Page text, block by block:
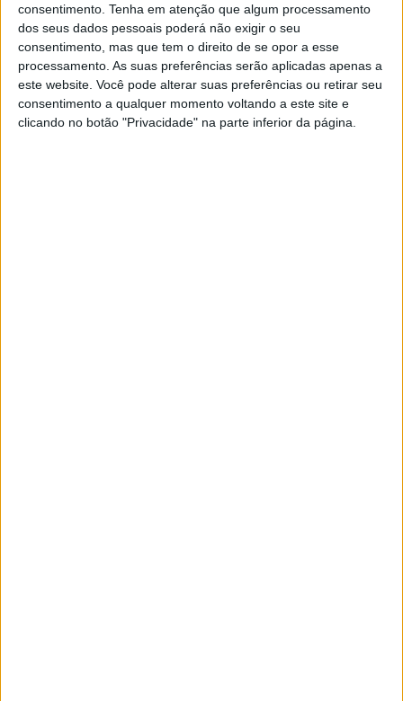
consentimento. Tenha em atenção que algum processamento
dos seus dados pessoais poderá não exigir o seu
consentimento, mas que tem o direito de se opor a esse
processamento. As suas preferências serão aplicadas apenas a
este website. Você pode alterar suas preferências ou retirar seu
consentimento a qualquer momento voltando a este site e
clicando no botão "Privacidade" na parte inferior da página.
Baja TT Idanha-a-nova
Campeão Nacional Tt2
Campeonato Nacional Todo o Terreno
CNTT 2019
entrevista